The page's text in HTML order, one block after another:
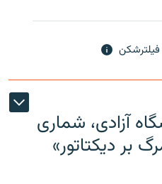
آزادی، شماری
بر دیکتاتور»